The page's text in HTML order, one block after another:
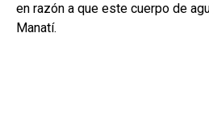
en razón a que este cuerpo de
Manatí.